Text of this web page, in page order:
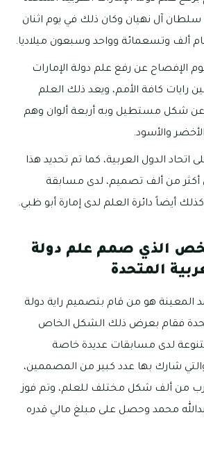
سلطان آل نهيان وكان ذلك في يوم اثنان
ألف وتسعمائة وواحد وسبعون ميلاديا.
الإفصاح عن رفع علم دولة الإمارات
رايات كافة الأمم، ويعد ذلك العلم
عن شكل مستطيل وبه أربعة ألوان وهم
والأسود.
اتحاد الدول العربية، كما تم تحديد هذا
من ألف تصميم، لدى مسابقة
أيضاً دائرة العلم لدى إمارة أبو ظبي.
الذي صمم علم دولة
المتحدة
المعينة هو من قام بتصميم راية دولة
فقام بعرض ذلك الشكل الخاص
لدى مسابقات عديدة خاصة
شارك بها عدد كبير من المصممين،
من ألف شكل مختلف للعلم، وتم فوز
محمد وحصل على مبلغ مالي قدره